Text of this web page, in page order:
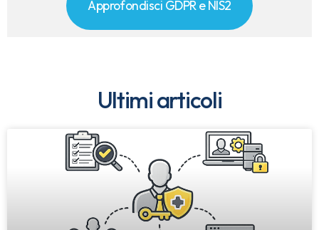
Approfondisci GDPR e NIS2
Ultimi articoli